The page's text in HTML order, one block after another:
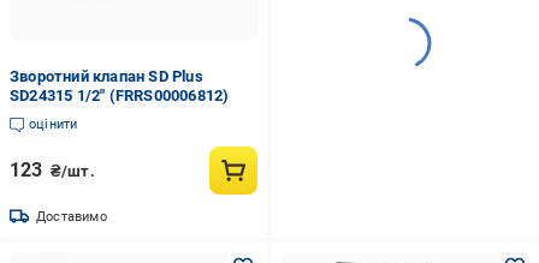
Зворотний клапан SD Plus
SD24315 1/2" (FRRS00006812)
оцінити
123 ₴/шт.
Доставимо